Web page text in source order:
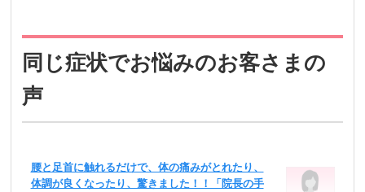
同じ症状でお悩みのお客さまの
声
腰と足首に触れるだけで、体の痛みがとれたり、
体調が良くなったり、驚きました！！「院長の手